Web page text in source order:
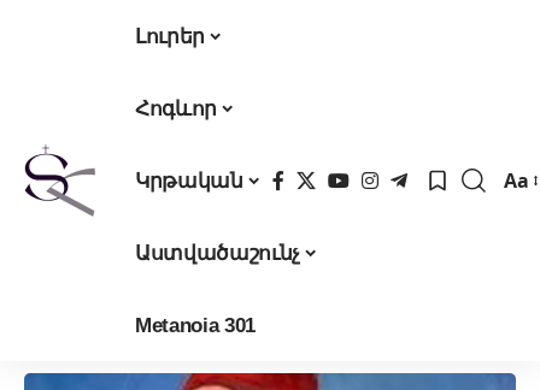
Լուրեր
Հոգևոր
Կրթական
Աստվածաշունչ
Metanoia 301
Aa